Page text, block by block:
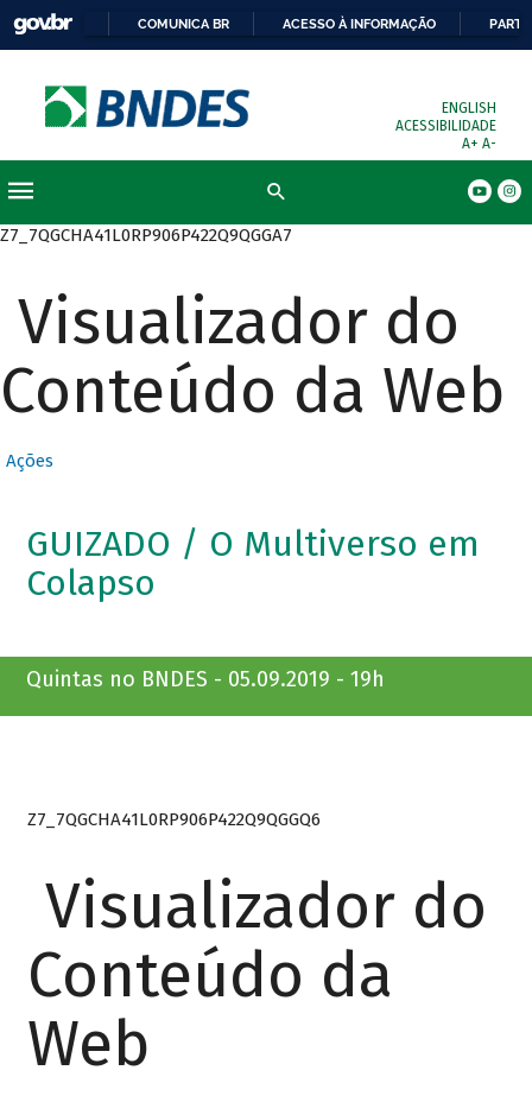
COMUNICA BR ACESSO À INFORMAÇÃO
ENGLISH
ACESSIBILIDADE
A+ A-
Z7_7QGCHA41L0RP906P422Q9QGGA7
Visualizador do
Conteúdo da Web
Ações
GUIZADO / O Multiverso em
Colapso
Quintas no BNDES - 05.09.2019 - 19h
Z7_7QGCHA41L0RP906P422Q9QGGQ6
Visualizador do
Conteúdo da
Web